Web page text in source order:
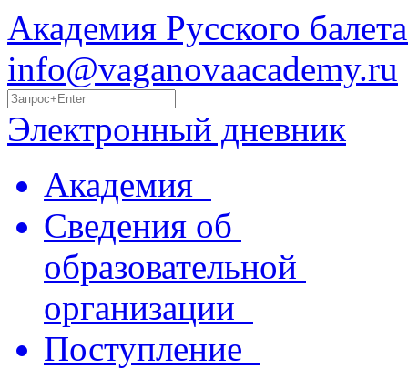
Академия Русского
info@vaganovaacademy.ru
Электронный дневник
Академия
Сведения об
образовательной
организации
Поступление